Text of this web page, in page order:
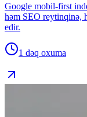
Google mobil-first
həm SEO reytinqinə,
edir.
1 dəq oxuma